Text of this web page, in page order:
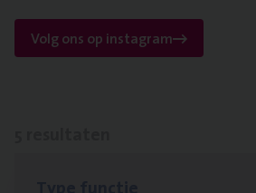
Volg ons op instagram